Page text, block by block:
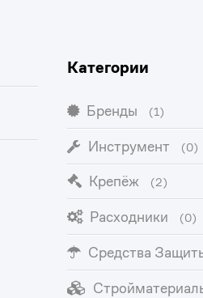
Категории
Бренды (1)
Инструмент (0)
Крепёж (2)
Расходники (0)
Средства